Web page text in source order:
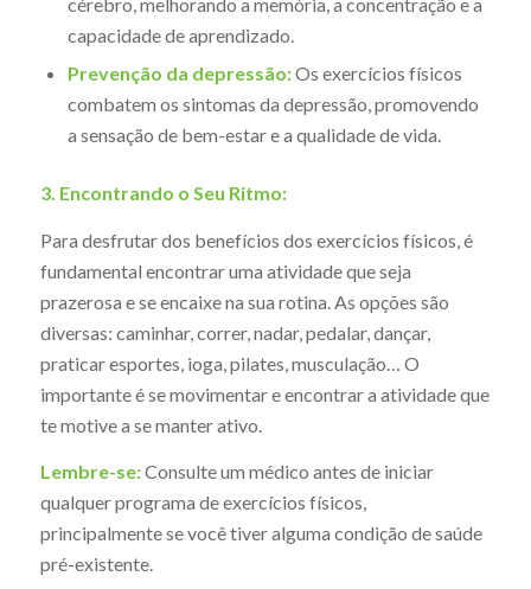
capacidade de aprendizado.
Prevenção da depressão:Os exercícios físicos
combatem os sintomas da depressão, promovendo
a sensação de bem-estar e a qualidade de vida.
3. Encontrando o Seu Ritmo:
Para desfrutar dos benefícios dos exercícios físicos, é
fundamental encontrar uma atividade que seja
prazerosa e se encaixe na sua rotina. As opções são
diversas: caminhar, correr, nadar, pedalar, dançar,
praticar esportes, ioga, pilates, musculação… O
importante é se movimentar e encontrar a atividade que
te motive a se manter ativo.
Lembre-se:Consulte um médico antes de iniciar
qualquer programa de exercícios físicos,
principalmente se você tiver alguma condição de saúde
pré-existente.